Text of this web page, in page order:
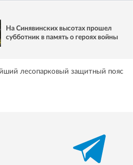
На Синявинских высотах прошел
субботник в память о героях войны
лесопарковый защитный пояс